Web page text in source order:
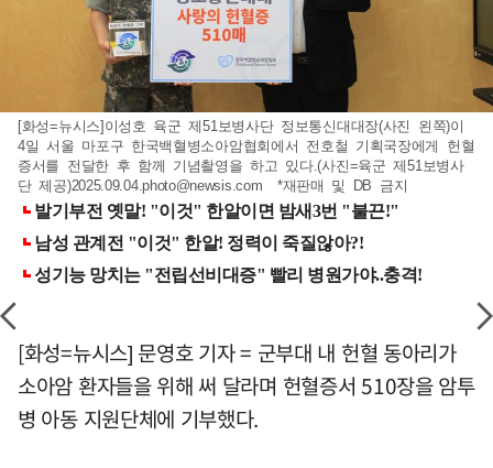
[화성=뉴시스]이성호 육군 제51보병사단 정보통신대대장(사진 왼쪽)이
4일 서울 마포구 한국백혈병소아암협회에서 전호철 기획국장에게 헌혈
증서를 전달한 후 함께 기념촬영을 하고 있다.(사진=육군 제51보병사
단 제공)2025.09.04.photo@newsis.com *재판매 및 DB 금지
[화성=뉴시스] 문영호 기자 = 군부대 내 헌혈 동아리가
소아암 환자들을 위해 써 달라며 헌혈증서 510장을 암투
병 아동 지원단체에 기부했다.